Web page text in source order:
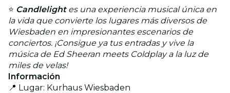
⭐ Candlelightes una experiencia musical única en
la vida que convierte los lugares más diversos de
Wiesbaden en impresionantes escenarios de
conciertos. ¡Consigue ya tus entradas y vive la
música de Ed Sheeran meets Coldplay a la luz de
miles de velas!
Información
📍 Lugar: Kurhaus Wiesbaden